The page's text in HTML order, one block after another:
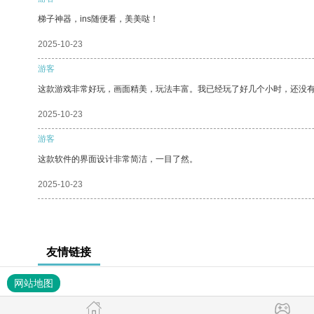
梯子神器，ins随便看，美美哒！
2025-10-23
游客
这款游戏非常好玩，画面精美，玩法丰富。我已经玩了好几个小时，还没
2025-10-23
游客
这款软件的界面设计非常简洁，一目了然。
2025-10-23
友情链接
网站地图